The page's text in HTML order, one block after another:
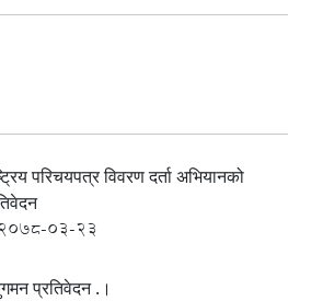
परिचयपत्र विवरण दर्ता अभियानको
03-23
प्रतिवेदन .।